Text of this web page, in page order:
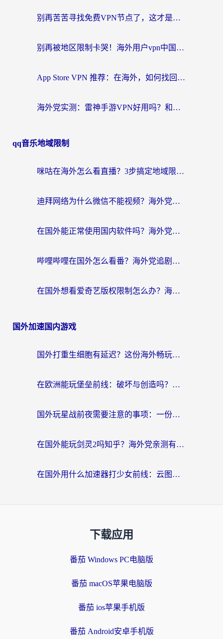
别再苦苦寻找免费VPN节点了，这才是海外访问国内资源的正确姿势
别再被地区限制卡哭！海外用户vpn中国下载全攻略，无缝刷剧办公社交
App Store VPN 推荐：在海外，如何找回那扇回家的“任意门”？
海外党实测：雷神手游VPN好用吗？和闪电VPN对比哪个回国效果更好？附小众工具深度测评
qq音乐地域限制
咪咕在海外怎么看直播？3步搞定地域限制，还能畅看腾讯视频与国内热剧
迪拜网络为什么微信不能视频？海外党必看的回国加速全攻略
在国外能正常使用国内软件吗？海外党亲测有效的无缝访问指南
哔哩哔哩在国外怎么看番？海外党追剧看片的终极解决方案
在国外想看爱奇艺版权限制怎么办？海外华人必看的追剧自由指南
国外加速国内游戏
国外打重生细胞有延迟？这份海外畅玩国服游戏加速器终极指南请收好
在欧洲能玩堡垒前线：破坏与创造吗？海外党国服游戏不卡顿的秘密
国外玩星战前夜需要注意的事项：一份来自老玩家的网络生存指南
在国外能玩剑灵2吗知乎？海外党亲测有效的国服游戏加速指南
在国外用什么加速器打少女前线：云图计划不卡？一个老玩家的掏心分享
下载应用
番茄 Windows PC电脑版
番茄 macOS苹果电脑版
番茄 ios苹果手机版
番茄 Android安卓手机版